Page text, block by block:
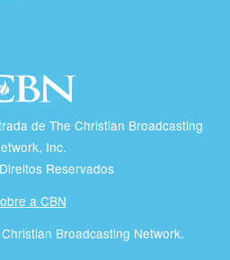
de The Christian Broadcasting
Inc.
Reservados
a CBN
Broadcasting Network.